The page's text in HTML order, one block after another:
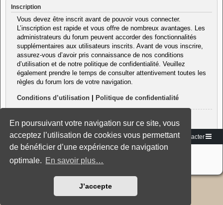
En poursuivant votre navigation sur ce site, vous
acceptez l’utilisation de cookies vous permettant
de bénéficier d’une expérience de navigation
optimale. En savoir plus…
J’accepte
Inscription
Vous devez être inscrit avant de pouvoir vous connecter.
L’inscription est rapide et vous offre de nombreux avantages. Les
administrateurs du forum peuvent accorder des fonctionnalités
supplémentaires aux utilisateurs inscrits. Avant de vous inscrire,
assurez-vous d’avoir pris connaissance de nos conditions
d’utilisation et de notre politique de confidentialité. Veuillez
également prendre le temps de consulter attentivement toutes les
règles du forum lors de votre navigation.
Conditions d’utilisation | Politique de confidentialité
Inscription
Vers le site Accueil du forum Nous contacter
Développé parphpBB ® Forum Software © phpBB Limited
Style: Black-Silver-Split by Joyce&Luna